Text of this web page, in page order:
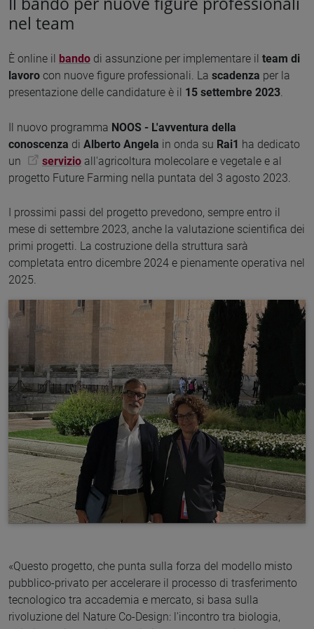
nel team
È online il bando di assunzione per implementare il team di
lavoro con nuove figure professionali. La scadenza per la
presentazione delle candidature è il 15 settembre 2023.
Il nuovo programma NOOS - L'avventura della
conoscenza di Alberto Angela in onda su Rai1 ha dedicato
un
servizio all'agricoltura molecolare e vegetale e al
progetto Future Farming nella puntata del 3 agosto 2023.
I prossimi passi del progetto prevedono, sempre entro il
mese di settembre 2023, anche la valutazione scientifica dei
primi progetti. La costruzione della struttura sarà
completata entro dicembre 2024 e pienamente operativa nel
2025.
«Questo progetto, che punta sulla forza del modello misto
pubblico-privato per accelerare il processo di trasferimento
tecnologico tra accademia e mercato, si basa sulla
rivoluzione del Nature Co-Design: l'incontro tra biologia,